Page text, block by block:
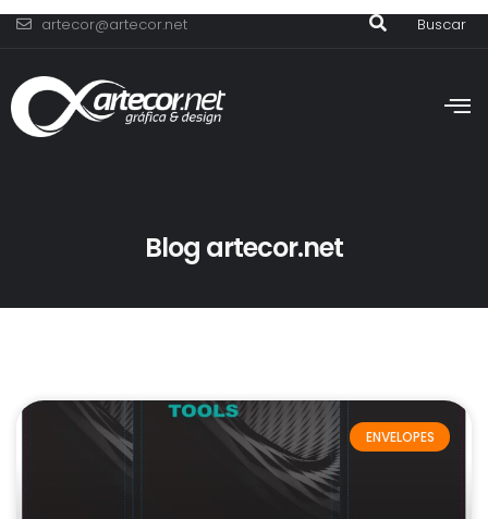
artecor@artecor.net Buscar
Blog artecor.net
ENVELOPES